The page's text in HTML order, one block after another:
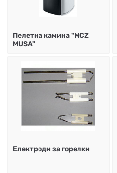
Пелетна камина "MCZ
MUSA"
Електроди за горелки